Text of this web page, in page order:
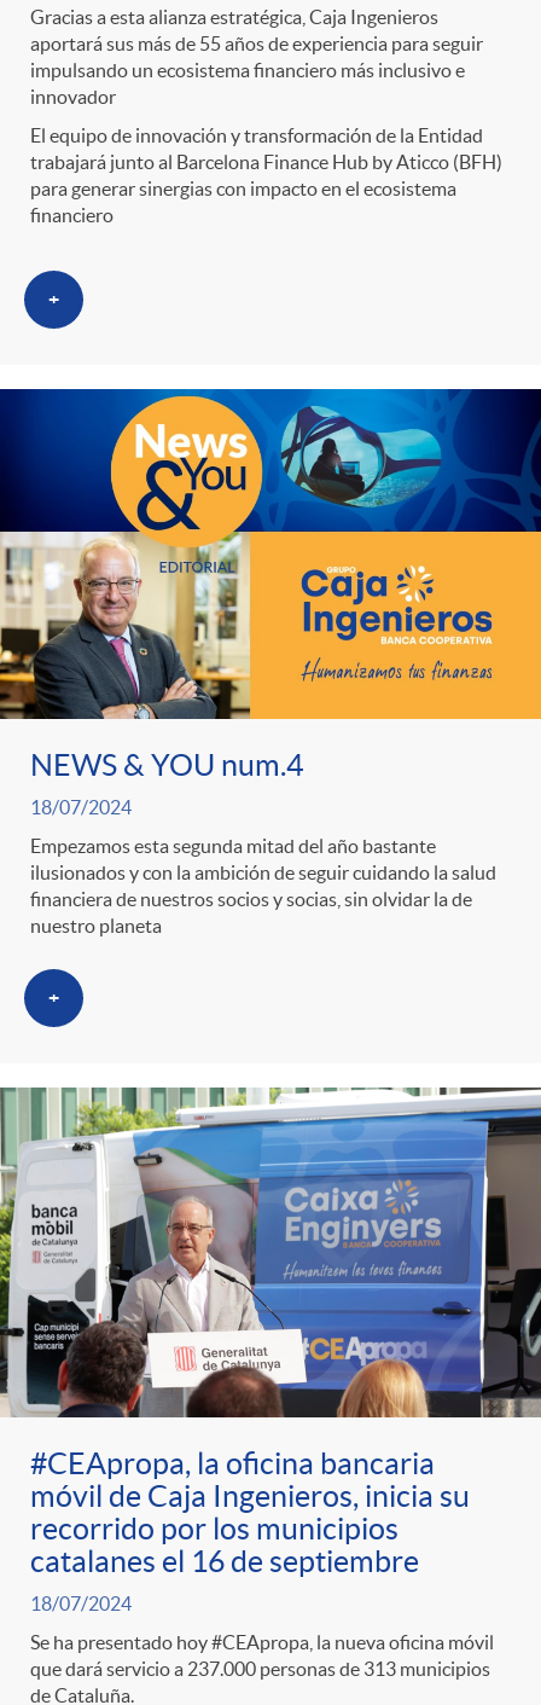
Gracias a esta alianza estratégica, Caja Ingenieros
aportará sus más de 55 años de experiencia para seguir
impulsando un ecosistema financiero más inclusivo e
innovador
El equipo de innovación y transformación de la Entidad
trabajará junto al Barcelona Finance Hub by Aticco (BFH)
para generar sinergias con impacto en el ecosistema
financiero
+
NEWS & YOU num.4
18/07/2024
Empezamos esta segunda mitad del año bastante
ilusionados y con la ambición de seguir cuidando la salud
financiera de nuestros socios y socias, sin olvidar la de
nuestro planeta
+
#CEApropa, la oficina bancaria
móvil de Caja Ingenieros, inicia su
recorrido por los municipios
catalanes el 16 de septiembre
18/07/2024
Se ha presentado hoy #CEApropa, la nueva oficina móvil
que dará servicio a 237.000 personas de 313 municipios
de Cataluña.